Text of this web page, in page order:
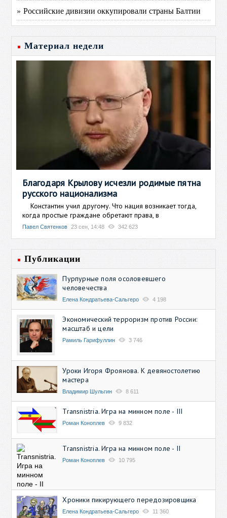
» Российские дивизии оккупировали страны Балтии
Материал недели
Благодаря Крылову исчезли родимые пятна
русского национализма
Константин учил другому. Что нация возникает тогда,
когда простые граждане обретают права, в
Павел Святенков 23 сен, 14:48 342 623
Публикации
Пурпурные поля осоловевшего
человечества
Елена Кондратьева-Сальгеро 4 198
Экономический терроризм против России:
масштаб и цели
Рамиль Гарифуллин 3 746
Уроки Игоря Фроянова. К девяностолетию
мастера
Владимир Шульгин 8 611
Transnistria. Игра на минном поле - III
Роман Коноплев 9 832
Transnistria. Игра на минном поле - II
Роман Коноплев 10 795
Хроники пикирующего передозировщика
Елена Кондратьева-Сальгеро 11 360